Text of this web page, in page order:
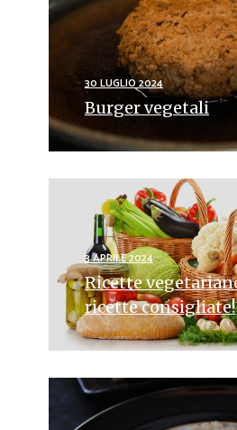
30 LUGLIO 2024
Burger vegetali
3 APRILE 2024
Ricette
ricette consigliate!